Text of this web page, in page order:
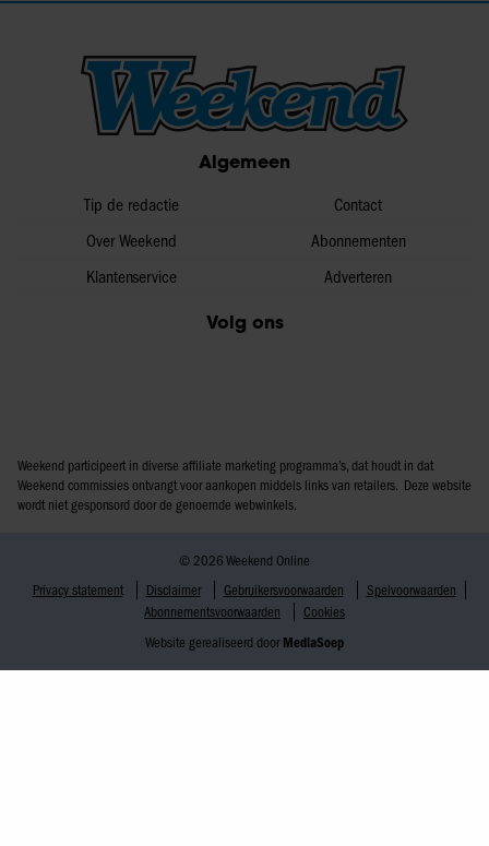
Algemeen
Tip de redactie
Over Weekend
Klantenservice
Contact
Abonnementen
Adverteren
Volg ons
Weekend participeert in diverse affiliate marketing programma’s, dat houdt in dat
Weekend commissies ontvangt voor aankopen middels links van retailers. Deze website
wordt niet gesponsord door de genoemde webwinkels.
© 2026 Weekend Online
Privacy statement
Disclaimer Gebruikersvoorwaarden
Spelvoorwaarden
Abonnementsvoorwaarden
Cookies
Website gerealiseerd door MediaSoep